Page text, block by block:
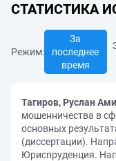
СТАТИСТИКА
Режим:
За
последнее
время
Тагиров, Руслан
мошенничества в
основных
(диссертации).
Юриспруденция.